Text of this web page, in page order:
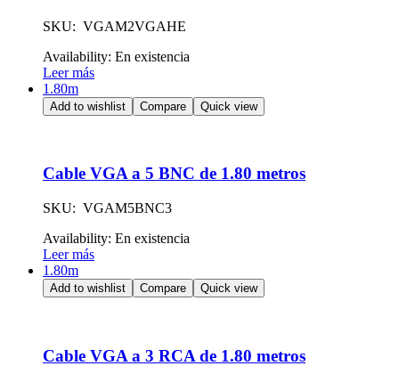
SKU: VGAM2VGAHE
Availability: En existencia
Leer más
1.80m
Add to wishlist Compare Quick view
Cable VGA a 5 BNC de 1.80 metros
SKU: VGAM5BNC3
Availability: En existencia
Leer más
1.80m
Add to wishlist Compare Quick view
Cable VGA a 3 RCA de 1.80 metros